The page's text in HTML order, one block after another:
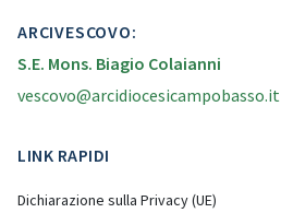
ARCIVESCOVO:
S.E. Mons. Biagio Colaianni
vescovo@arcidiocesicampobasso.it
LINK RAPIDI
Dichiarazione sulla Privacy (UE)